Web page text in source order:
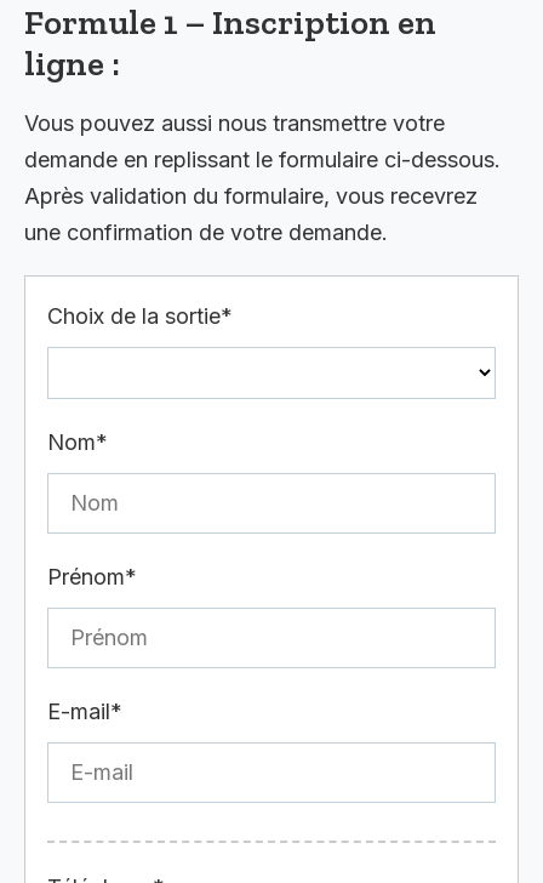
Formule 1 – Inscription en
ligne :
Vous pouvez aussi nous transmettre votre
demande en replissant le formulaire ci-dessous.
Après validation du formulaire, vous recevrez
une confirmation de votre demande.
Choix de la sortie*
Nom*
Prénom*
E-mail*